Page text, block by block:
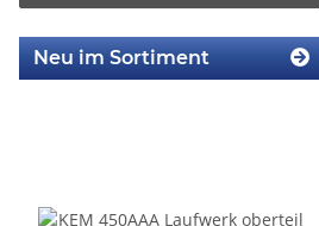
Neu im Sortiment